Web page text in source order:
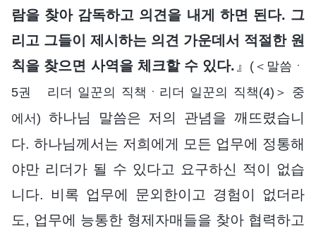
람을 찾아 감독하고 의견을 내게 하면 된다. 그
리고 그들이 제시하는 의견 가운데서 적절한 원
칙을 찾으면 사역을 체크할 수 있다. 』 (＜말씀ㆍ
5권 리더 일꾼의 직책ㆍ리더 일꾼의 직책(4)＞ 중
에서) 하나님 말씀은 저의 관념을 깨뜨렸습니
다. 하나님께서는 저희에게 모든 업무에 정통해
야만 리더가 될 수 있다고 요구하신 적이 없습
니다. 비록 업무에 문외한이고 경험이 없더라
도, 업무에 능통한 형제자매들을 찾아 협력하고